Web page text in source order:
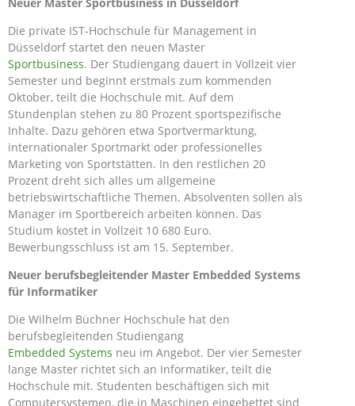
Die private IST-Hochschule für Management in
Düsseldorf startet den neuen Master
Sportbusiness. Der Studiengang dauert in Vollzeit vier
Semester und beginnt erstmals zum kommenden
Oktober, teilt die Hochschule mit. Auf dem
Stundenplan stehen zu 80 Prozent sportspezifische
Inhalte. Dazu gehören etwa Sportvermarktung,
internationaler Sportmarkt oder professionelles
Marketing von Sportstätten. In den restlichen 20
Prozent dreht sich alles um allgemeine
betriebswirtschaftliche Themen. Absolventen sollen als
Manager im Sportbereich arbeiten können. Das
Studium kostet in Vollzeit 10 680 Euro.
Bewerbungsschluss ist am 15. September.
Neuer berufsbegleitender Master Embedded Systems
für Informatiker
Die Wilhelm Büchner Hochschule hat den
berufsbegleitenden Studiengang
Embedded Systems neu im Angebot. Der vier Semester
lange Master richtet sich an Informatiker, teilt die
Hochschule mit. Studenten beschäftigen sich mit
Computersystemen, die in Maschinen eingebettet sind